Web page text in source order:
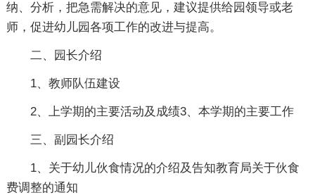
纳、分析，把急需解决的意见，建议提供给园领导或老
师，促进幼儿园各项工作的改进与提高。
二、园长介绍
1、教师队伍建设
2、上学期的主要活动及成绩3、本学期的主要工作
三、副园长介绍
1、关于幼儿伙食情况的介绍及告知教育局关于伙食
费调整的通知